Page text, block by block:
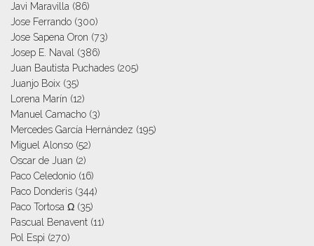
Javi Maravilla (86)
Jose Ferrando (300)
Jose Sapena Oron (73)
Josep E. Naval
(386)
Juan Bautista Puchades (205)
Juanjo Boix (35)
Lorena Marín (12)
Manuel Camacho (3)
Mercedes García Hernández (195)
Miguel Alonso (52)
Oscar de Juan (2)
Paco Celedonio (16)
Paco Donderis (344)
Paco Tortosa Ω (35)
Pascual Benavent (11)
Pol Espi (270)